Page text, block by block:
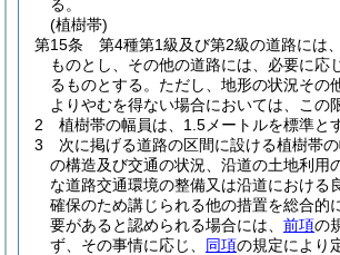
る。
(植樹帯)
第15条
第4種第1級及び第2級の道路には
ものとし、その他の道路には、必要に応
るものとする。 ただし、地形の状況その
よりやむを得ない場合においては、この
2
植樹帯の幅員は、1.5メートルを標準と
3
次に掲げる道路の区間に設ける植樹帯
の構造及び交通の状況、沿道の土地利用
な道路交通環境の整備又は沿道における
確保のため講じられる他の措置を総合的
要があると認められる場合には、 前項の
ず、その事情に応じ、 同項の規定により